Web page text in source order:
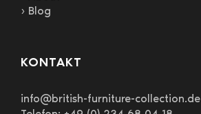
› Blog
KONTAKT
info@british-furniture-collection.de